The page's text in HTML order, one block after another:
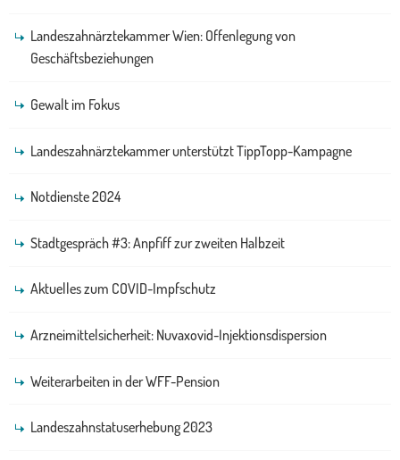
Landeszahnärztekammer Wien: Offenlegung von
Geschäftsbeziehungen
Gewalt im Fokus
Landeszahnärztekammer unterstützt TippTopp-Kampagne
Notdienste 2024
Stadtgespräch #3: Anpfiff zur zweiten Halbzeit
Aktuelles zum COVID-Impfschutz
Arzneimittelsicherheit: Nuvaxovid-Injektionsdispersion
Weiterarbeiten in der WFF-Pension
Landeszahnstatuserhebung 2023